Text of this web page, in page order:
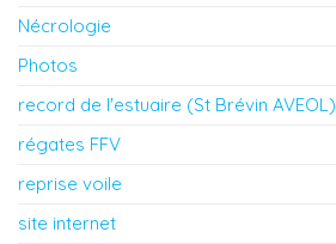
Nécrologie
Photos
record de l'estuaire (St Brévin AVEOL)
régates FFV
reprise voile
site internet